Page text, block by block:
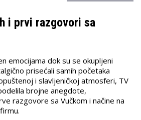
i prvi razgovori sa
emocijama dok su se okupljeni
prisećali samih početaka
i slavljeničkoj atmosferi, TV
brojne anegdote,
razgovore sa Vučkom i načine na